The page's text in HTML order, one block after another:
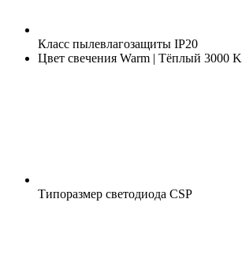
Класс пылевлагозащиты IP20
Цвет свечения Warm | Тёплый 3000 K
Типоразмер светодиода CSP